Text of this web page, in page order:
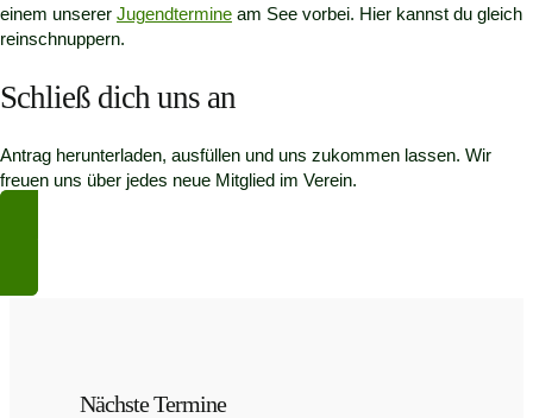
einem unserer Jugendtermine am See vorbei. Hier kannst du gleich
reinschnuppern.
Schließ dich uns an
Antrag herunterladen, ausfüllen und uns zukommen lassen. Wir
freuen uns über jedes neue Mitglied im Verein.
Nächste Termine